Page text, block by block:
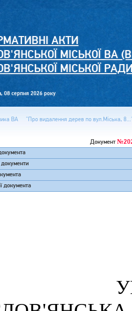
АКТИ
МІСЬКОЇ ВА
МІСЬКОЇ
08 серпня 2026 року
ВА "Про видалення дерев по вул.Міська,
Документ
документа